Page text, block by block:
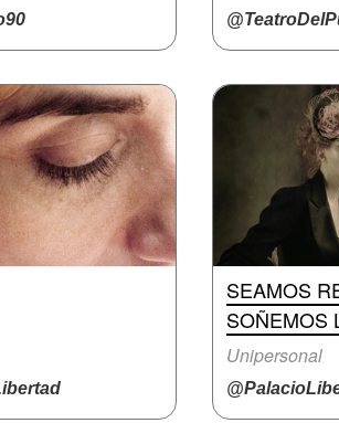
SEAMOS
SOÑEMOS
Unipersonal